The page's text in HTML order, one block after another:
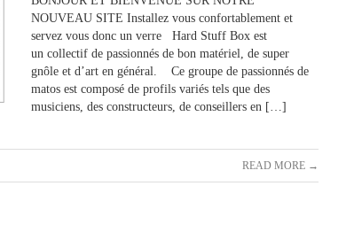
NOUVEAU SITE Installez vous confortablement et
servez vous donc un verre Hard Stuff Box est
un collectif de passionnés de bon matériel, de super
gnôle et d’art en général. Ce groupe de passionnés de
matos est composé de profils variés tels que des
musiciens, des constructeurs, de conseillers en […]
READ MORE →